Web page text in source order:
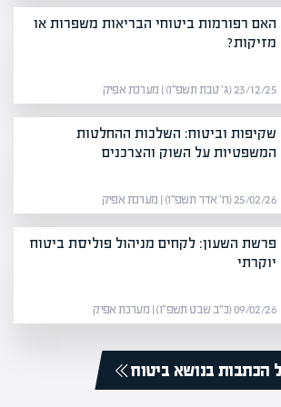
האם רפורמות ביטוחי הבריאות משפרות או
מזיקות?
23/12/25 (ג׳ טבת תשפ״ו) | מערכת אפיק
שקיפות וביטוח: השלכות ההחלטות
המשפטיות על השוק והצרכנים
25/02/26 (ח׳ אדר תשפ״ו) | מערכת אפיק
פרשת השעון: לקחים מניהול פוליסת ביטוח
יוקרתי
09/02/26 (כ״ב שבט תשפ״ו) | מערכת אפיק
הכתבות בנושא ביטוח